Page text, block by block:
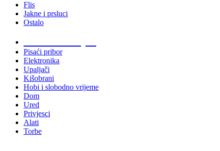
Flis
Jakne i prsluci
Ostalo
Pisaći pribor
Elektronika
Upaljači
Kišobrani
Hobi i slobodno vrijeme
Dom
Ured
Privjesci
Alati
Torbe